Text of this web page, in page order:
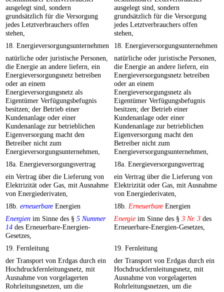
ausgelegt sind, sondern
grundsätzlich für die Versorgung
jedes Letztverbrauchers offen
stehen,
ausgelegt sind, sondern
grundsätzlich für die Versorgung
jedes Letztverbrauchers offen
stehen,
18. Energieversorgungsunternehmen
18. Energieversorgungsunternehmen
natürliche oder juristische Personen,
die Energie an andere liefern, ein
Energieversorgungsnetz betreiben
oder an einem
Energieversorgungsnetz als
Eigentümer Verfügungsbefugnis
besitzen; der Betrieb einer
Kundenanlage oder einer
Kundenanlage zur betrieblichen
Eigenversorgung macht den
Betreiber nicht zum
Energieversorgungsunternehmen,
natürliche oder juristische Personen,
die Energie an andere liefern, ein
Energieversorgungsnetz betreiben
oder an einem
Energieversorgungsnetz als
Eigentümer Verfügungsbefugnis
besitzen; der Betrieb einer
Kundenanlage oder einer
Kundenanlage zur betrieblichen
Eigenversorgung macht den
Betreiber nicht zum
Energieversorgungsunternehmen,
18a. Energieversorgungsvertrag
18a. Energieversorgungsvertrag
ein Vertrag über die Lieferung von
Elektrizität oder Gas, mit Ausnahme
von Energiederivaten,
ein Vertrag über die Lieferung von
Elektrizität oder Gas, mit Ausnahme
von Energiederivaten,
18b. erneuerbare Energien 18b. Erneuerbare Energien
Energien im Sinne des § 5 Nummer
14 des Erneuerbare-Energien-
Gesetzes,
Energie im Sinne des § 3 Nr. 3 des
Erneuerbare-Energien-Gesetzes,
19. Fernleitung
19. Fernleitung
der Transport von Erdgas durch ein
Hochdruckfernleitungsnetz, mit
Ausnahme von vorgelagerten
Rohrleitungsnetzen, um die
der Transport von Erdgas durch ein
Hochdruckfernleitungsnetz, mit
Ausnahme von vorgelagerten
Rohrleitungsnetzen, um die